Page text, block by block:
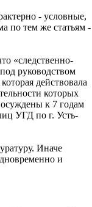
- условные,
по тем же статьям -
«следственно-
руководством
действовала
которых
к 7 годам
УГД по г. Усть-
Иначе
и